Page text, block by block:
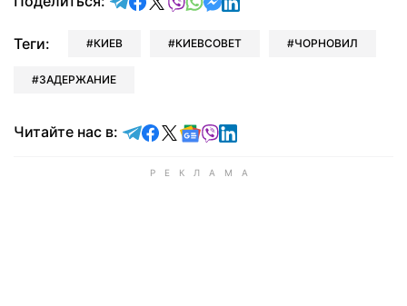
Теги: КИЕВ КИЕВСОВЕТ ЧОРНОВИЛ
ЗАДЕРЖАНИЕ
Читайте нас в: Читайте в Telegram
Читайте в Facebook
Читайте в X
Читайте в Google news
Читайте в Viber
Читайте в LinkedIn